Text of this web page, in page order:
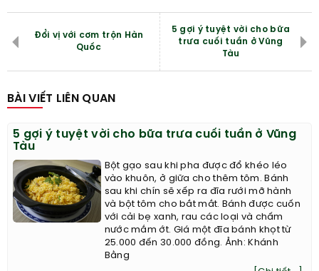
Đổi vị với cơm trộn Hàn
Quốc
5 gợi ý tuyệt vời cho bữa
trưa cuối tuần ở Vũng
Tàu
BÀI VIẾT LIÊN QUAN
5 gợi ý tuyệt vời cho bữa trưa cuối tuần ở Vũng
Tàu
Bột gạo sau khi pha được đổ khéo léo
vào khuôn, ở giữa cho thêm tôm. Bánh
sau khi chín sẽ xếp ra đĩa rưới mỡ hành
và bột tôm cho bắt mắt. Bánh được cuốn
với cải bẹ xanh, rau các loại và chấm
nước mắm ớt. Giá một đĩa bánh khọt từ
25.000 đến 30.000 đồng. Ảnh: Khánh
Bằng